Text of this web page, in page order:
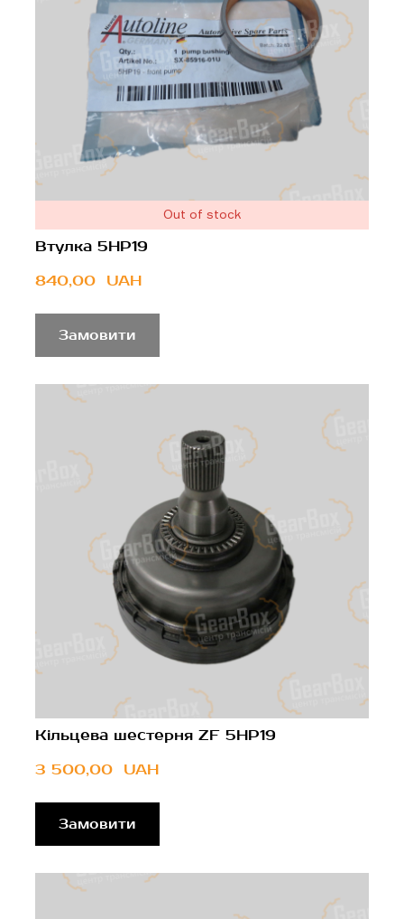
Out of stock
Втулка 5HP19
840,00  UAH
Замовити
Кільцева шестерня ZF 5HP19
3 500,00  UAH
Замовити